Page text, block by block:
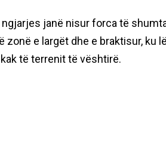
janë nisur forca të
zonë e largët dhe e braktisur, ku
të terrenit të vështirë.